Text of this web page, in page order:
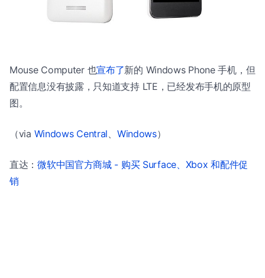
Mouse Computer 也宣布了新的 Windows Phone 手机，但
配置信息没有披露，只知道支持 LTE，已经发布手机的原型
图。
（via Windows Central、 Windows）
直达：微软中国官方商城 - 购买 Surface、Xbox 和配件促
销